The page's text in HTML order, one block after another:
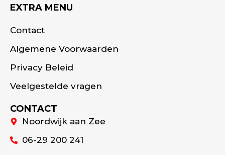
EXTRA MENU
Contact
Algemene Voorwaarden
Privacy Beleid
Veelgestelde vragen
CONTACT
Noordwijk aan Zee
06-29 200 241